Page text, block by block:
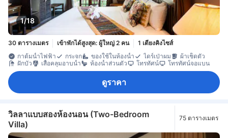
1/18
30 ตารางเมตร เข้าพักได้สูงสุด: ผู้ใหญ่ 2 คน
1 เตียงคิงไซส์
กาต้มน้ำไฟฟ้า
กระจก ของใช้ในห้องน้ำ ไดร์เป่าผม
ผ้าเช็ดตัว
ฝักบัว
เสื้อคลุมอาบน้ำ ห้องน้ำส่วนตัว โทรทัศน์ โทรทัศน์จอแบน
ดูราคา
วิลลาแบบสองห้องนอน (Two-Bedroom
Villa)
75 ตารางเมตร